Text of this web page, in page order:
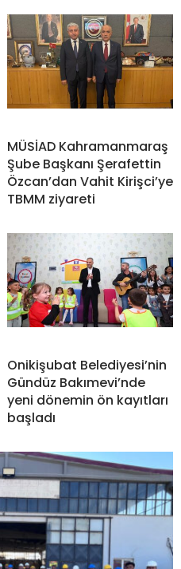
MÜSİAD Kahramanmaraş
Şube Başkanı Şerafettin
Özcan’dan Vahit Kirişci’ye
TBMM ziyareti
Onikişubat Belediyesi’nin
Gündüz Bakımevi’nde
yeni dönemin ön kayıtları
başladı